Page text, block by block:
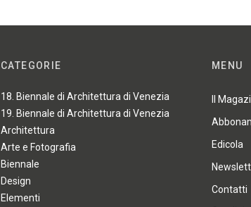
CATEGORIE
18. Biennale di Architettura di Venezia
19. Biennale di Architettura di Venezia
Architettura
Arte e Fotografia
Biennale
Design
Elementi
MENU
Il
Edicola
Contatti